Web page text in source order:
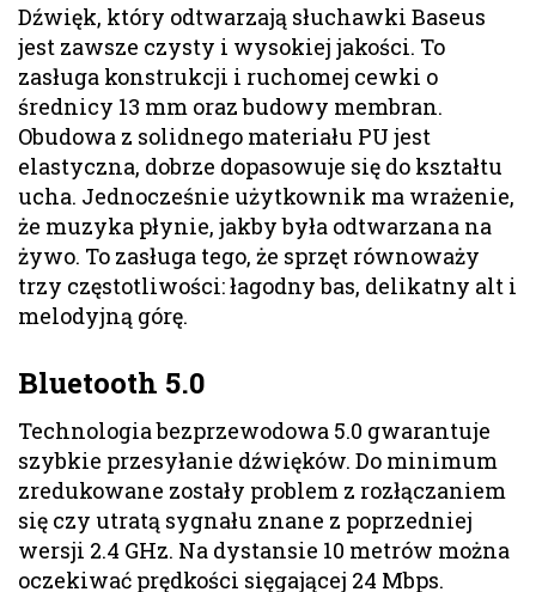
Dźwięk, który odtwarzają słuchawki Baseus
jest zawsze czysty i wysokiej jakości. To
zasługa konstrukcji i ruchomej cewki o
średnicy 13 mm oraz budowy membran.
Obudowa z solidnego materiału PU jest
elastyczna, dobrze dopasowuje się do kształtu
ucha. Jednocześnie użytkownik ma wrażenie,
że muzyka płynie, jakby była odtwarzana na
żywo. To zasługa tego, że sprzęt równoważy
trzy częstotliwości: łagodny bas, delikatny alt i
melodyjną górę.
Bluetooth 5.0
Technologia bezprzewodowa 5.0 gwarantuje
szybkie przesyłanie dźwięków. Do minimum
zredukowane zostały problem z rozłączaniem
się czy utratą sygnału znane z poprzedniej
wersji 2.4 GHz. Na dystansie 10 metrów można
oczekiwać prędkości sięgającej 24 Mbps.